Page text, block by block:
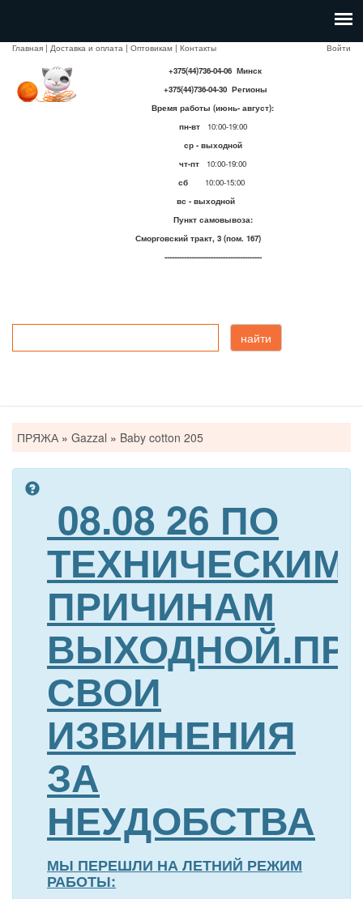
Главная | Доставка и оплата | Оптовикам | Контакты
Войти
+375(44)736-04-06 Минск
+375(44)736-04-30 Регионы
Время работы (июнь- август):
пн-вт
10:00-19:00
ср - выходной
чт-пт 10:00-19:00
сб
10:00-15:00
вс - выходной
Пункт самовывоза:
Сморговский тракт, 3 (пом. 167)
----------------------------------------
найти
здесь
ПРЯЖА » Gazzal » Baby cotton 205
08.08 26 ПО
ТЕХНИЧЕСКИМ
ПРИЧИНАМ
СВОИ
ИЗВИНЕНИЯ
ЗА
НЕУДОБСТВА
МЫ ПЕРЕШЛИ НА ЛЕТНИЙ РЕЖИМ
РАБОТЫ: